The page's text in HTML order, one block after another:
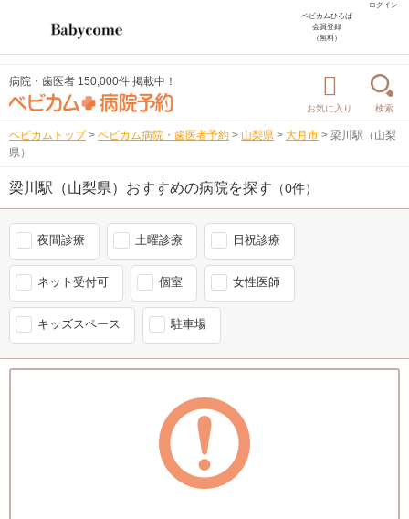
ログイン
ベビカムひろば
会員登録
（無料）
病院・歯医者 150,000件 掲載中！
お気に入り 検索
ベビカムトップ > ベビカム病院・歯医者予約 > 山梨県 > 大月市 > 梁川駅（山梨
県）
梁川駅（山梨県）おすすめの病院を探す （0件）
夜間診療 土曜診療 日祝診療
ネット受付可 個室 女性医師
キッズスペース 駐車場